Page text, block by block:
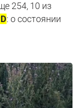
254, 10 из
: о состоянии